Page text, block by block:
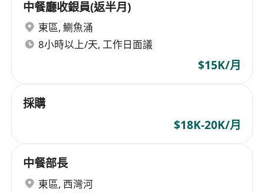
中餐廳收銀員(返半月)
東區, 鰂魚涌
8小時以上/天, 工作日面議
$15K/月
採購
$18K-20K/月
中餐部長
東區, 西灣河